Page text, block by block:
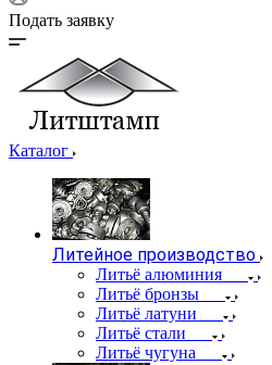
Подать заявку
Каталог
Литейное производство
Литьё алюминия
Литьё бронзы
Литьё латуни
Литьё стали
Литьё чугуна